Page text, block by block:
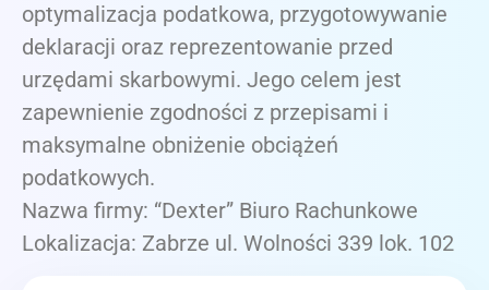
optymalizacja podatkowa, przygotowywanie
deklaracji oraz reprezentowanie przed
urzędami skarbowymi. Jego celem jest
zapewnienie zgodności z przepisami i
maksymalne obniżenie obciążeń
podatkowych.
Nazwa firmy: “Dexter” Biuro Rachunkowe
Lokalizacja: Zabrze ul. Wolności 339 lok. 102